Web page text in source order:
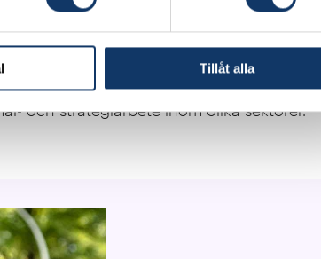
Tillåt alla
dyrbart. Beslut fattas inte desto mindre
organisationer lever i föreställningen att
regelstrukturer. Detta är felaktigt och
ett analytiskt, systematiserat och
och strategiarbete inom olika sektorer.